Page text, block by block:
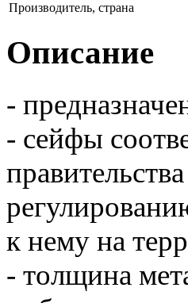
Производитель, страна
Описание
-
- сейфы
к нему на
- толщина